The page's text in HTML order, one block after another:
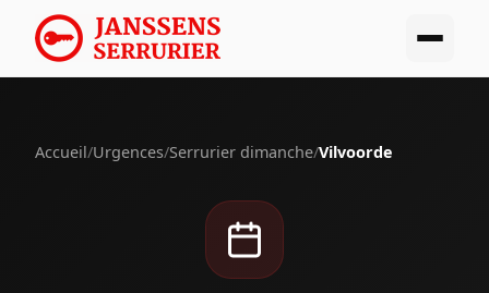
Accueil/Urgences/Serrurier dimanche/Vilvoorde